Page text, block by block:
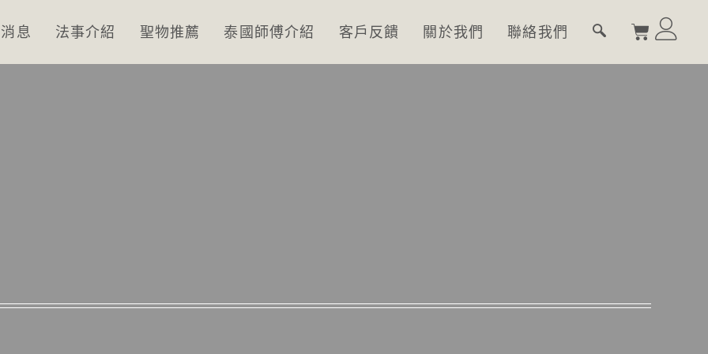
息 法事介紹 聖物推薦 泰國師傅介紹 客戶反饋 關於我們 聯絡我們